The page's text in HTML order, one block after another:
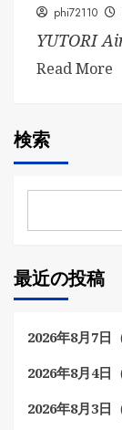
phi72110
YUTORI
Read More
検索
最近の投稿
2026年8月7日
2026年8月4日
2026年8月3日